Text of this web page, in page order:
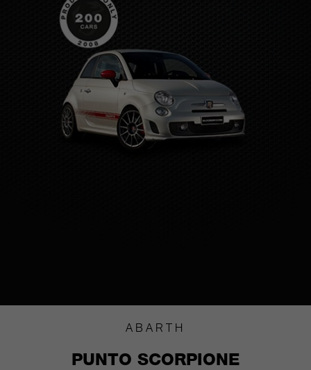
ABARTH
PUNTO SCORPIONE